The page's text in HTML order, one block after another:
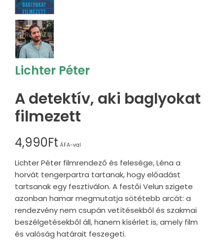
Lichter Péter
A detektív, aki baglyokat
filmezett
4,990Ft ÁFA-val
Lichter Péter filmrendező és felesége, Léna a
horvát tengerpartra tartanak, hogy előadást
tartsanak egy fesztiválon. A festői Velun szigete
azonban hamar megmutatja sötétebb arcát: a
rendezvény nem csupán vetítésekből és szakmai
beszélgetésekből áll, hanem kísérlet is, amely film
és valóság határait feszegeti.